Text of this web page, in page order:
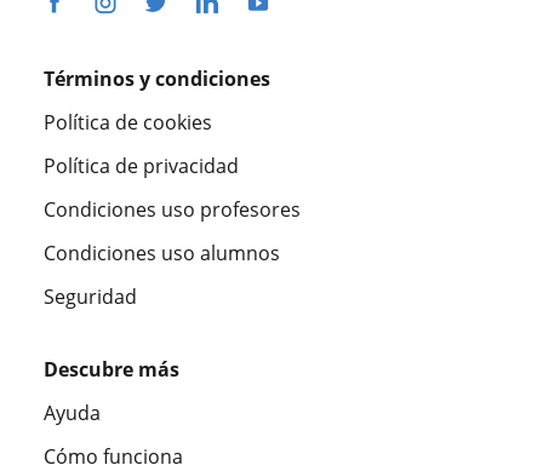
Términos y condiciones
Política de cookies
Política de privacidad
Condiciones uso profesores
Condiciones uso alumnos
Seguridad
Descubre más
Ayuda
Cómo funciona